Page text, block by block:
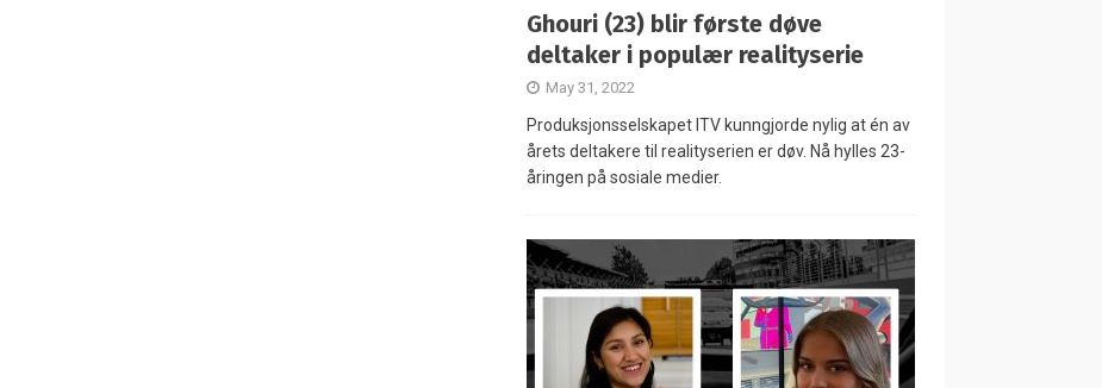
Ghouri (23) blir første døve
deltaker i populær realityserie
May 31, 2022
Produksjonsselskapet ITV kunngjorde nylig at én av
årets deltakere til realityserien er døv. Nå hylles 23-
åringen på sosiale medier.